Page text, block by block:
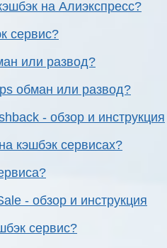
на Алиэкспресс?
сервис?
или развод?
обман или развод?
- обзор и инструкция
кэшбэк сервисах?
- обзор и инструкция
сервис?